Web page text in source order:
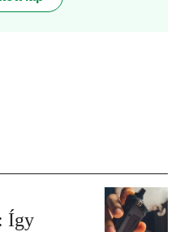
Így